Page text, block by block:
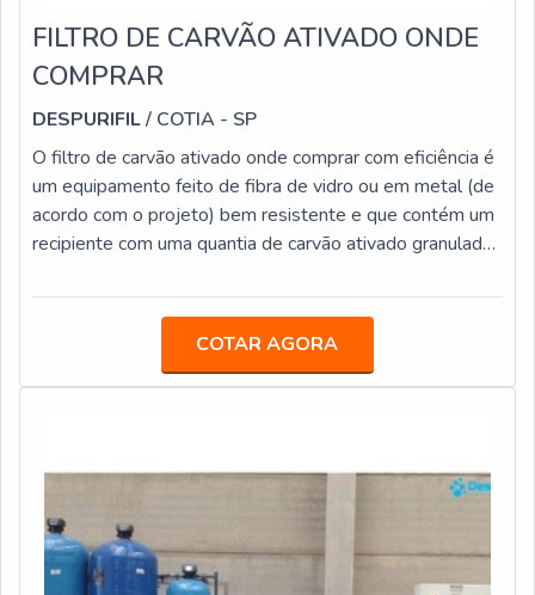
FILTRO DE CARVÃO ATIVADO ONDE
COMPRAR
DESPURIFIL/ COTIA - SP
O filtro de carvão ativado onde comprar com eficiência é
um equipamento feito de fibra de vidro ou em metal (de
acordo com o projeto) bem resistente e que contém um
recipiente com uma quantia de carvão ativado granulado.
um nível de porosidade profundamente avançado, o qual
dentro dos seus inúmeros poros.Principais vantagens do
material O instrumento é competente para eliminar os
COTAR AGORA